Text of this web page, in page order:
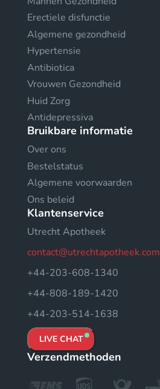
Erectiele disfunctie
Algemene gezondheid
Hypertensie
Antibiotica
Vrouwen Gezondheid
Huid Zorg
Antidepressiva
Bruikbare informatie
Over ons
Bestelstatus
Algemene voorwaarden
Ons beleid
Klantenservice
Utrecht Apotheek
contact@utrechtapotheek.com
+44-203-608-1340
+44-808-189-1420
+44-203-514-1638
LIVE CHAT
Verzendmethoden